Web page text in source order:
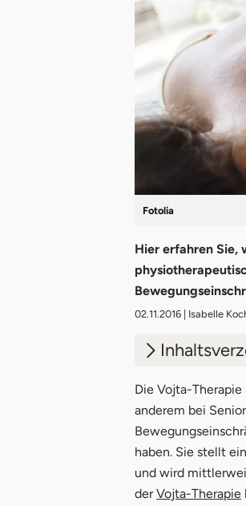
Fotolia
Hier erfahren Sie,
02.11.2016 | Isabelle
1. Was ist
Bei
3.
4. Vojta
Die Vojta-Therapie
anderem bei
haben. Sie stellt
und wird
derVojta-Therapie